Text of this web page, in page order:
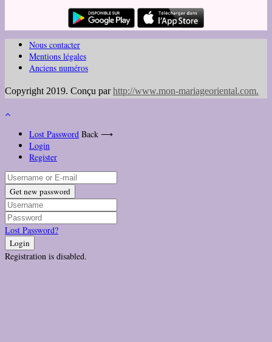
Nous contacter
Mentions légales
Anciens numéros
Copyright 2019. Conçu parhttp://www.mon-mariageoriental.com.
Lost Password Back ⟶
Login
Register
Get new password
Lost Password?
Login
Registration is disabled.